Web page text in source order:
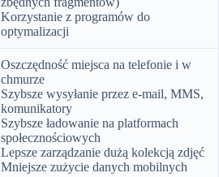
Korzystanie z programów do
optymalizacji
Oszczędność miejsca na telefonie i w
chmurze
Szybsze wysyłanie przez e-mail, MMS,
komunikatory
Szybsze ładowanie na platformach
społecznościowych
Lepsze zarządzanie dużą kolekcją zdjęć
Mniejsze zużycie danych mobilnych